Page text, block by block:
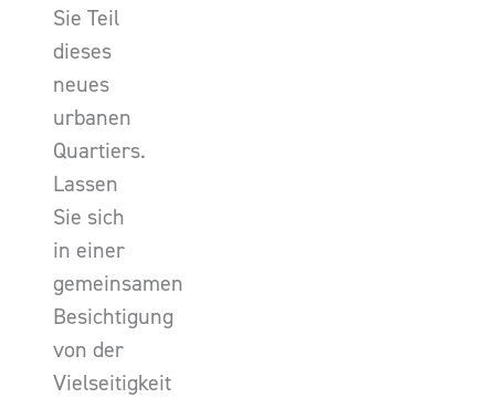
Sie Teil
dieses
neues
urbanen
Quartiers.
Lassen
Sie sich
in einer
gemeinsamen
Besichtigung
von der
Vielseitigkeit